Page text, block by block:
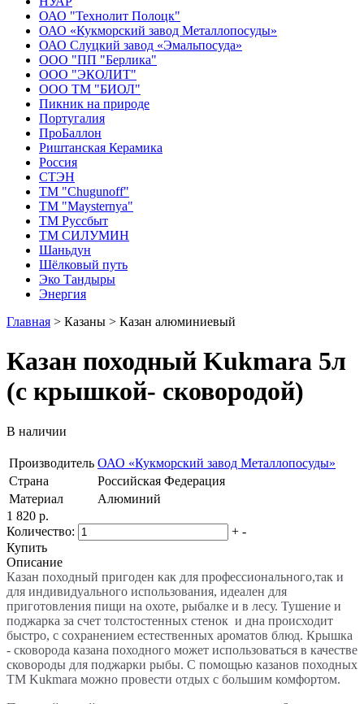
ОАО "Технолит Полоцк"
ОАО «Кукморский завод Металлопосуды»
ОАО Слуцкий завод «Эмальпосуда»
ООО "ПП "Берлика"
ООО "ЭКОЛИТ"
ООО ТМ "БИОЛ"
Пикник на природе
Португалия
ПроБаллон
Риштанская Керамика
Россия
СТЭН
ТМ "Chugunoff"
ТМ "Maysternya"
ТМ Руссбыт
ТМ СИЛУМИН
Шаньдун
Шёлковый путь
Эко Тандыры
Энергия
Главная > Казаны > Казан алюминиевый
Казан походный Kukmara 5л
(с крышкой- сковородой)
В наличии
Производитель ОАО «Кукморский завод Металлопосуды»
Страна
Российская Федерация
Материал
Алюминий
1 820 р.
Количество:
+ -
Купить
Описание
Казан походный пригоден как для профессионального,так и
для индивидуального использования, идеален для
приготовления пищи на охоте, рыбалке и в лесу. Тушение и
поджарка за счет толстостенных стенок и дна происходит
быстро, с сохранением естественных ароматов блюд. Крышка
- сковорода казана походного может использоваться в качестве
сковороды для поджарки рыбы. С помощью казанов походных
TM Kukmara можно провести отдых с большим комфортом.